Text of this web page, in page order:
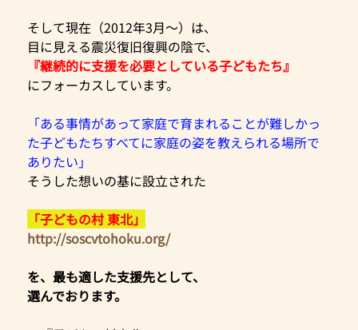
そして現在（2012年3月～）は、
目に見える震災復旧復興の陰で、
『継続的に支援を必要としている子どもたち』
にフォーカスしています。
「ある事情があって家庭で育まれることが難しかっ
た子どもたちすべてに家庭の姿を教えられる場所で
ありたい」
そうした想いの基に設立された
「子どもの村 東北」
http://soscvtohoku.org/
を、最も適した支援先として、
選んでおります。